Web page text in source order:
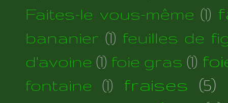
Faites-le vous-même (1)
bananier (1) feuilles de
d'avoine (1) foie gras (1)
fontaine (1) fraises (5)